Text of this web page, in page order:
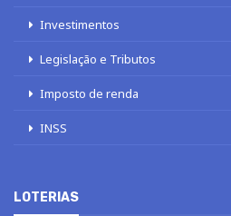
Investimentos
Legislação e Tributos
Imposto de renda
INSS
LOTERIAS